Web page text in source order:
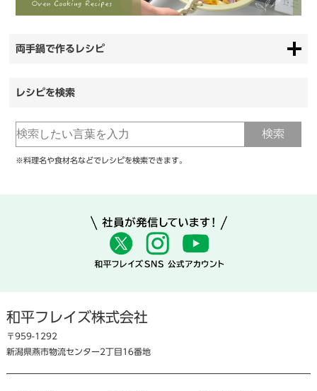
両手鍋で作るレシピ
レシピを検索
※料理名や食材名などでレシピを検索できます。
和平フレイズ株式会社
〒959-1292
新潟県燕市物流センター2丁目16番地